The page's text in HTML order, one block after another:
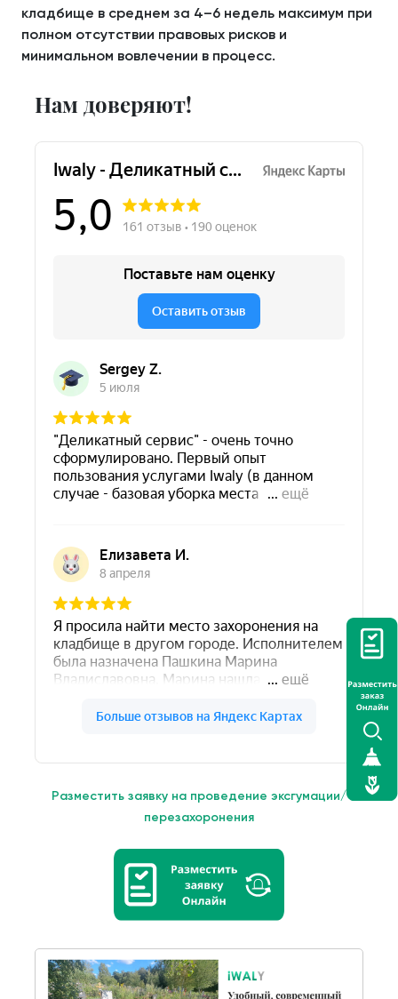
кладбище в среднем за 4–6 недель максимум при
полном отсутствии правовых рисков и
минимальном вовлечении в процесс.
Нам доверяют!
Разместить заявку на проведение эксгумации/
перезахоронения